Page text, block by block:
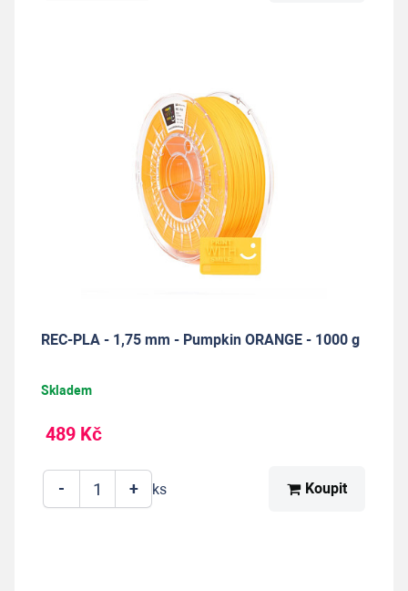
REC-PLA - 1,75 mm - Pumpkin ORANGE - 1000 g
Skladem
489 Kč
+
- ks Koupit